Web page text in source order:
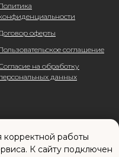
работы
К cайту подключен
оферты
соглашение
на обработку
данных